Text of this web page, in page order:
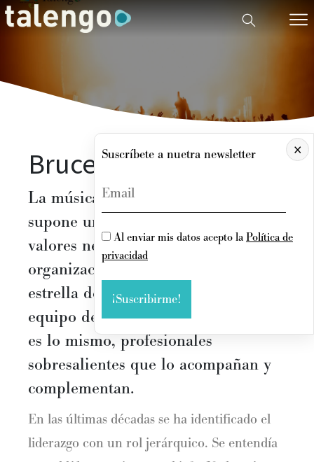
Bruce Springsteen
La música en muchas ocasiones
supone un buen ejemplo de los
valores necesarios en las
organizaciones. Detrás de una
estrella del rock, encontramos un
equipo de alto rendimiento, o lo que
es lo mismo, profesionales
sobresalientes que lo acompañan y
complementan.
En las últimas décadas se ha identificado el
liderazgo con un rol jerárquico. Se entendía
×
Suscríbete a nuetra newsletter
Al enviar mis datos acepto la Política de
privacidad